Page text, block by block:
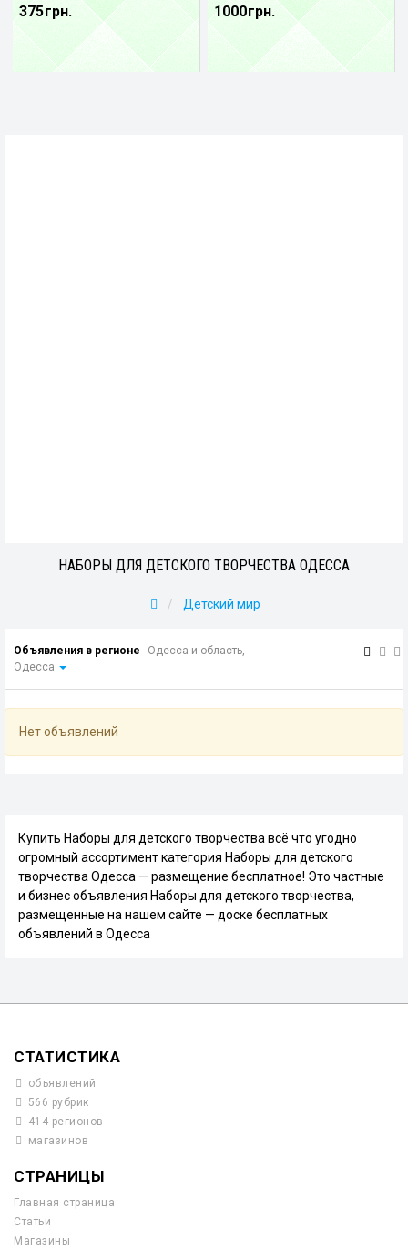
375 грн. 1000 грн.
НАБОРЫ ДЛЯ ДЕТСКОГО ТВОРЧЕСТВА ОДЕССА
Детский мир
Объявления в регионе
Одесса и область,
Одесса
Нет объявлений
Купить Наборы для детского творчества всё что угодно
огромный ассортимент категория Наборы для детского
творчества Одесса — размещение бесплатное! Это частные
и бизнес объявления Наборы для детского творчества,
размещенные на нашем сайте — доске бесплатных
объявлений в Одесса
СТАТИСТИКА
объявлений
566 рубрик
414 регионов
магазинов
СТРАНИЦЫ
Главная страница
Статьи
Магазины